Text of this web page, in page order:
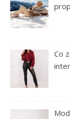
Co